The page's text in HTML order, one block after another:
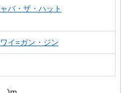
バ・ザ・ハット
イ=ガン・ジン